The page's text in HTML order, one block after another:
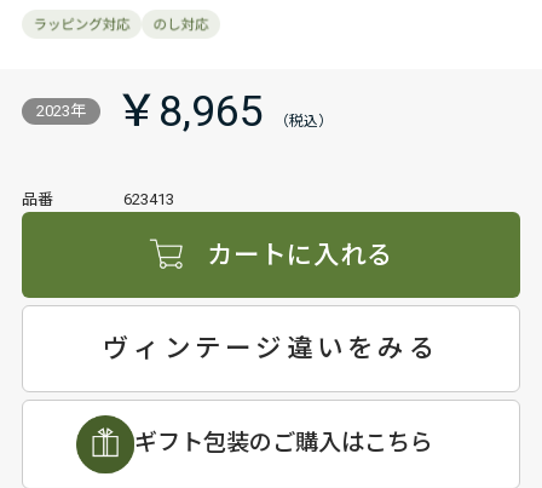
2023年 ￥8,965
品番 623413
カートに入れる
ヴィンテージ違いをみる
ギフト包装のご購入はこちら